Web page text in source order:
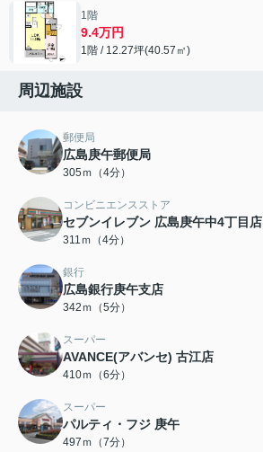
1階
9.4万円
1階 / 12.27坪(40.57㎡)
周辺施設
郵便局
広島庚午郵便局
305ｍ（4分）
コンビニエンスストア
セブンイレブン 広島庚午中4丁目店
311ｍ（4分）
銀行
広島銀行庚午支店
342ｍ（5分）
スーパー
AVANCE(アバンセ) 古江店
410ｍ（6分）
スーパー
パルティ・フジ 庚午
497ｍ（7分）